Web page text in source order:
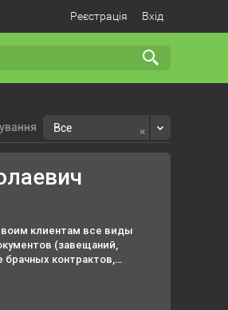
Реєстрація Вхід
×
Все
клиентам все виды
(завещаний,
контрактов,